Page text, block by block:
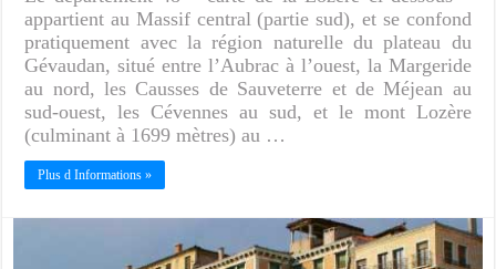
appartient au Massif central (partie sud), et se confond
pratiquement avec la région naturelle du plateau du
Gévaudan, situé entre l’Aubrac à l’ouest, la Margeride
au nord, les Causses de Sauveterre et de Méjean au
sud-ouest, les Cévennes au sud, et le mont Lozère
(culminant à 1699 mètres) au …
Plus d Informations »